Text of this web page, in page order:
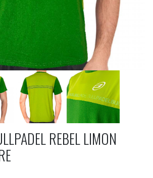
REBEL LIMON